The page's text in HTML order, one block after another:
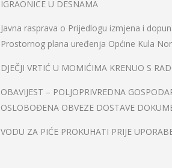
IGRAONICE U DESNAMA
Javna rasprava o Prijedlogu izmjena i
Prostornog plana uređenja Općine Kula
DJEČJI VRTIĆ U MOMIĆIMA KRENUO S
OBAVIJEST – POLJOPRIVREDNA
OSLOBOĐENA OBVEZE DOSTAVE
VODU ZA PIĆE PROKUHATI PRIJE